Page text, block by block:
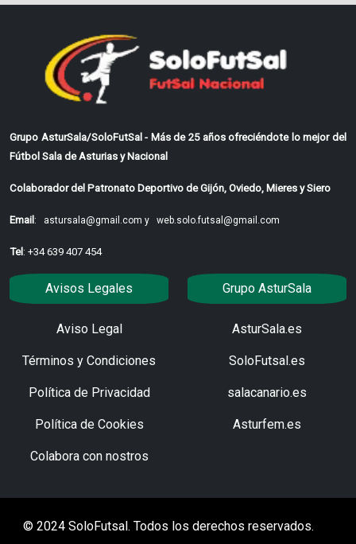
Grupo AsturSala/SoloFutSal - Más de 25 años ofreciéndote lo mejor del
Fútbol Sala de Asturias y Nacional
Colaborador del Patronato Deportivo de Gijón, Oviedo, Mieres y Siero
Email: astursala@gmail.com y web.solo.futsal@gmail.com
Tel: +34 639 407 454
Avisos Legales
Aviso Legal
Términos y Condiciones
Política de Privacidad
Política de Cookies
Colabora con nostros
Grupo AsturSala
AsturSala.es
SoloFutsal.es
salacanario.es
Asturfem.es
© 2024 SoloFutsal. Todos los derechos reservados.